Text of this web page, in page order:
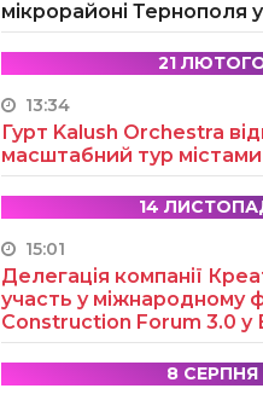
мікрорайоні Тернополя
21
13:34
Гурт Kalush Orchestra
масштабний тур містами
14
15:01
Делегація компанії
участь у міжнародному
Construction Forum 3.0 у
8 СЕРПНЯ